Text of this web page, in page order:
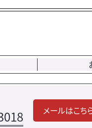
メールはこち